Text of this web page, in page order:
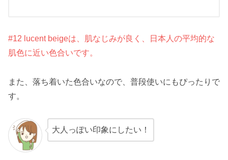
#12 lucent beigeは、肌なじみが良く、日本人の平均的な
肌色に近い色合いです。
また、落ち着いた色合いなので、普段使いにもぴったりで
す。
大人っぽい印象にしたい！